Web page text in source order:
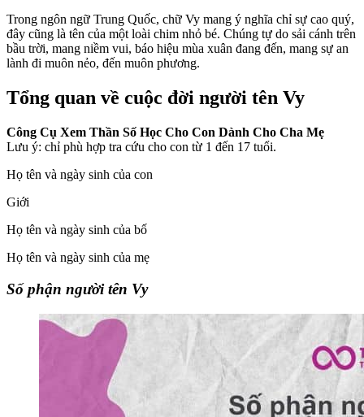
Trong ngôn ngữ Trung Quốc, chữ Vy mang ý nghĩa chỉ sự cao quý,
đây cũng là tên của một loài chim nhỏ bé. Chúng tự do sải cánh trên
bầu trời, mang niềm vui, báo hiệu mùa xuân đang đến, mang sự an
lành đi muôn nẻo, đến muôn phương.
Tổng quan về cuộc đời người tên Vy
Công Cụ Xem Thần Số Học Cho Con Dành Cho Cha Mẹ
Lưu ý: chỉ phù hợp tra cứu cho con từ 1 đến 17 tuổi.
Họ tên và ngày sinh của con
Giới
Họ tên và ngày sinh của bố
Họ tên và ngày sinh của mẹ
Số phận người tên Vy